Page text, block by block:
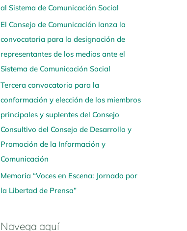
al Sistema de Comunicación Social
El Consejo de Comunicación lanza la
convocatoria para la designación de
representantes de los medios ante el
Sistema de Comunicación Social
Tercera convocatoria para la
conformación y elección de los miembros
principales y suplentes del Consejo
Consultivo del Consejo de Desarrollo y
Promoción de la Información y
Comunicación
Memoria “Voces en Escena: Jornada por
la Libertad de Prensa”
Navega aquí
í